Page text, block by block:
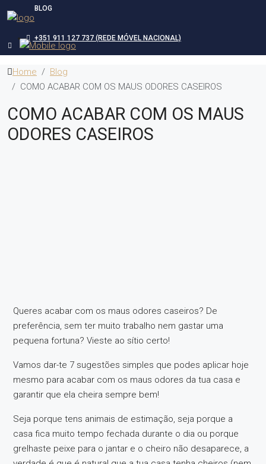
BLOG
+351 911 127 737 (REDE MÓVEL NACIONAL)
Home
Blog
COMO ACABAR COM OS MAUS ODORES CASEIROS
COMO ACABAR COM OS MAUS
ODORES CASEIROS
Queres acabar com os maus odores caseiros? De
preferência, sem ter muito trabalho nem gastar uma
pequena fortuna? Vieste ao sítio certo!
Vamos dar-te 7 sugestões simples que podes aplicar hoje
mesmo para acabar com os maus odores da tua casa e
garantir que ela cheira sempre bem!
Seja porque tens animais de estimação, seja porque a
casa fica muito tempo fechada durante o dia ou porque
grelhaste peixe para o jantar e o cheiro não desaparece, a